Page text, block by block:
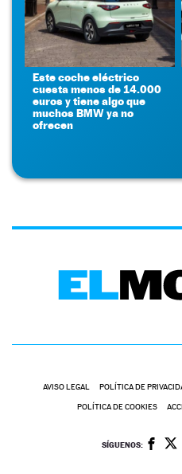
Este coche eléctrico
cuesta menos de 14.000
euros y tiene algo que
muchos BMW ya no
ofrecen
AVISO LEGAL POLÍTICA DE
POLÍTICA DE COOKIES
SÍGUENOS: